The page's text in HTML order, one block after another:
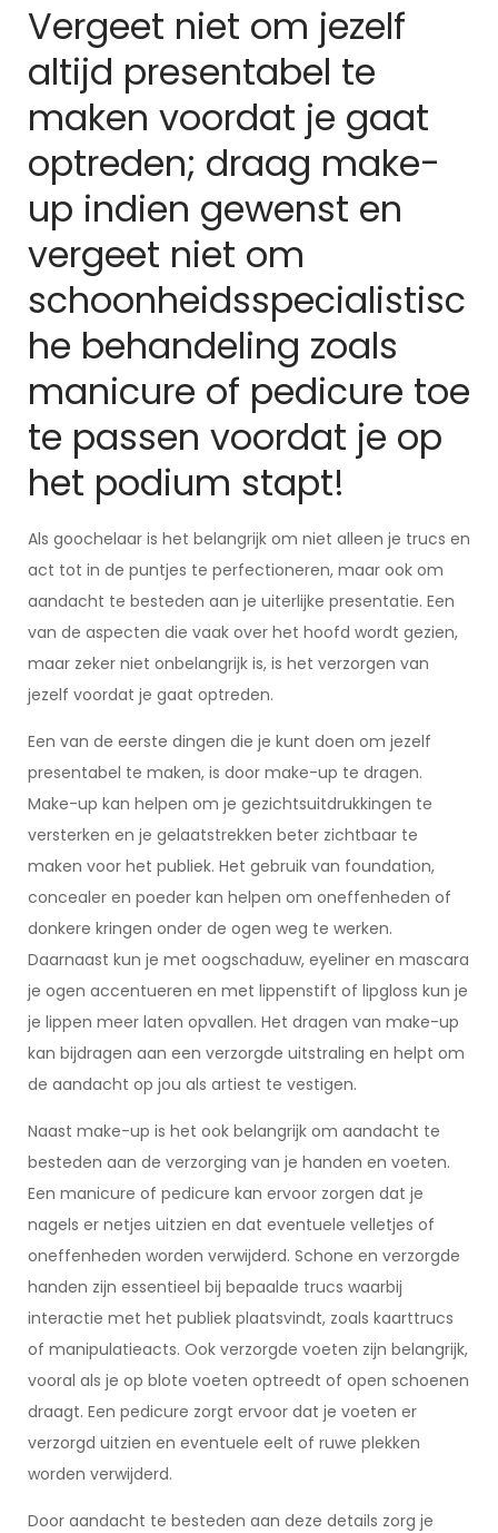
Vergeet niet om jezelf
altijd presentabel te
maken voordat je gaat
optreden; draag make-
up indien gewenst en
vergeet niet om
schoonheidsspecialistisc
he behandeling zoals
manicure of pedicure toe
te passen voordat je op
het podium stapt!
Als goochelaar is het belangrijk om niet alleen je trucs en
act tot in de puntjes te perfectioneren, maar ook om
aandacht te besteden aan je uiterlijke presentatie. Een
van de aspecten die vaak over het hoofd wordt gezien,
maar zeker niet onbelangrijk is, is het verzorgen van
jezelf voordat je gaat optreden.
Een van de eerste dingen die je kunt doen om jezelf
presentabel te maken, is door make-up te dragen.
Make-up kan helpen om je gezichtsuitdrukkingen te
versterken en je gelaatstrekken beter zichtbaar te
maken voor het publiek. Het gebruik van foundation,
concealer en poeder kan helpen om oneffenheden of
donkere kringen onder de ogen weg te werken.
Daarnaast kun je met oogschaduw, eyeliner en mascara
je ogen accentueren en met lippenstift of lipgloss kun je
je lippen meer laten opvallen. Het dragen van make-up
kan bijdragen aan een verzorgde uitstraling en helpt om
de aandacht op jou als artiest te vestigen.
Naast make-up is het ook belangrijk om aandacht te
besteden aan de verzorging van je handen en voeten.
Een manicure of pedicure kan ervoor zorgen dat je
nagels er netjes uitzien en dat eventuele velletjes of
oneffenheden worden verwijderd. Schone en verzorgde
handen zijn essentieel bij bepaalde trucs waarbij
interactie met het publiek plaatsvindt, zoals kaarttrucs
of manipulatieacts. Ook verzorgde voeten zijn belangrijk,
vooral als je op blote voeten optreedt of open schoenen
draagt. Een pedicure zorgt ervoor dat je voeten er
verzorgd uitzien en eventuele eelt of ruwe plekken
worden verwijderd.
Door aandacht te besteden aan deze details zorg je